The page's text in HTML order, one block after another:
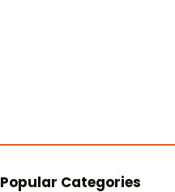
Popular Categories